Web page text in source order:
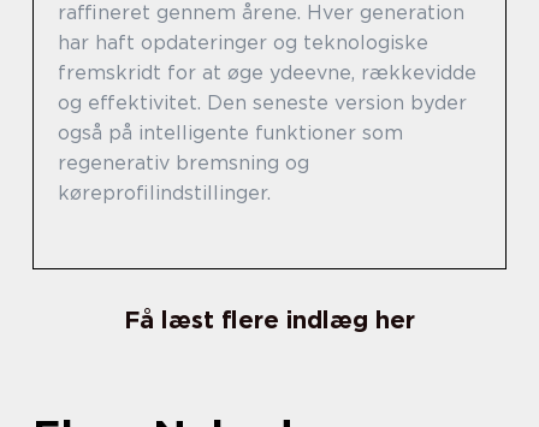
raffineret gennem årene. Hver generation
har haft opdateringer og teknologiske
fremskridt for at øge ydeevne, rækkevidde
og effektivitet. Den seneste version byder
også på intelligente funktioner som
regenerativ bremsning og
køreprofilindstillinger.
Få læst flere indlæg her